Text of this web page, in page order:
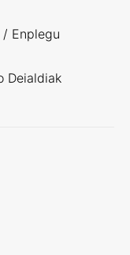
/ Enplegu
Deialdiak